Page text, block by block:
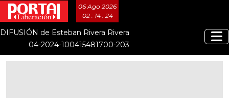
06 Ago 2026
02 : 14 : 25
DIFUSIÓN de Esteban Rivera Rivera
04-2024-100415481700-203